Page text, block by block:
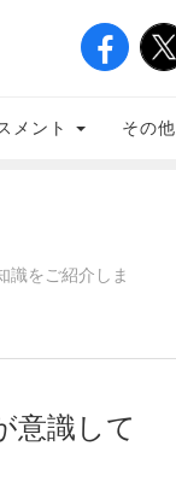
メント その他
識をご紹介しま
意識して